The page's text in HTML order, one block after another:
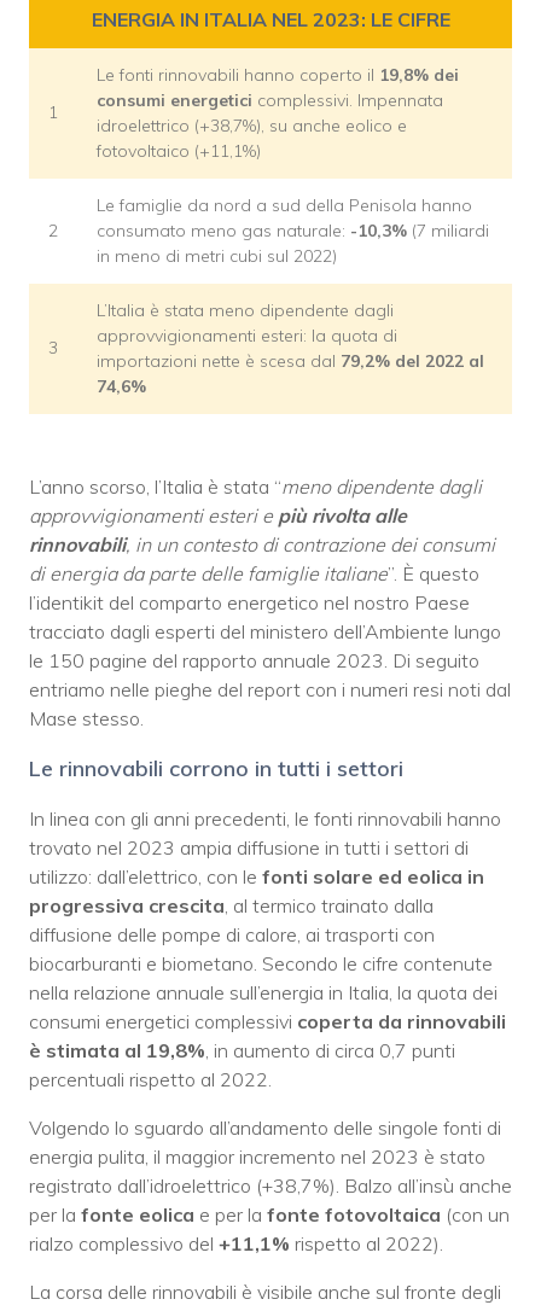
ENERGIA IN ITALIA NEL 2023: LE CIFRE
1
Le fonti rinnovabili hanno coperto il 19,8% dei
consumi energetici complessivi. Impennata
idroelettrico (+38,7%), su anche eolico e
fotovoltaico (+11,1%)
2
Le famiglie da nord a sud della Penisola hanno
consumato meno gas naturale: -10,3% (7 miliardi
in meno di metri cubi sul 2022)
3
L’Italia è stata meno dipendente dagli
approvvigionamenti esteri: la quota di
importazioni nette è scesa dal 79,2% del 2022 al
74,6%
L’anno scorso, l’Italia è stata “meno dipendente dagli
approvvigionamenti esteri e più rivolta alle
rinnovabili, in un contesto di contrazione dei consumi
di energia da parte delle famiglie italiane”. È questo
l’identikit del comparto energetico nel nostro Paese
tracciato dagli esperti del ministero dell’Ambiente lungo
le 150 pagine del rapporto annuale 2023. Di seguito
entriamo nelle pieghe del report con i numeri resi noti dal
Mase stesso.
Le rinnovabili corrono in tutti i settori
In linea con gli anni precedenti, le fonti rinnovabili hanno
trovato nel 2023 ampia diffusione in tutti i settori di
utilizzo: dall’elettrico, con le fonti solare ed eolica in
progressiva crescita , al termico trainato dalla
diffusione delle pompe di calore, ai trasporti con
biocarburanti e biometano. Secondo le cifre contenute
nella relazione annuale sull’energia in Italia, la quota dei
consumi energetici complessivi coperta da rinnovabili
è stimata al 19,8% , in aumento di circa 0,7 punti
percentuali rispetto al 2022.
Volgendo lo sguardo all’andamento delle singole fonti di
energia pulita, il maggior incremento nel 2023 è stato
registrato dall’idroelettrico (+38,7%). Balzo all’insù anche
per la fonte eolica e per la fonte fotovoltaica (con un
rialzo complessivo del +11,1% rispetto al 2022).
La corsa delle rinnovabili è visibile anche sul fronte degli